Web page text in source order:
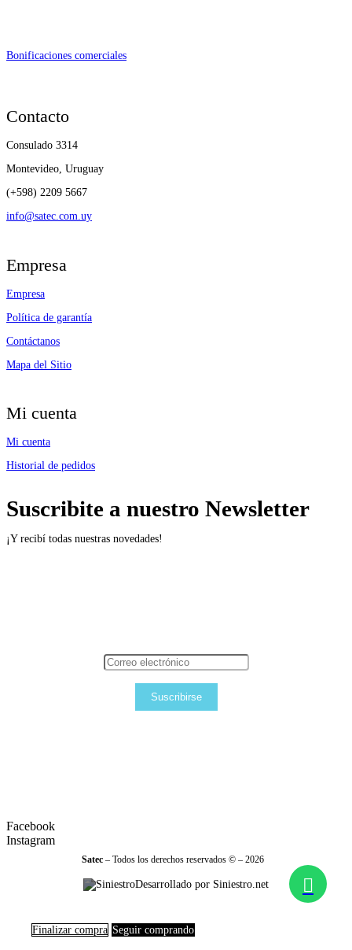
Bonificaciones comerciales
Contacto
Consulado 3314
Montevideo, Uruguay
(+598) 2209 5667
info@satec.com.uy
Empresa
Empresa
Política de garantía
Contáctanos
Mapa del Sitio
Mi cuenta
Mi cuenta
Historial de pedidos
Suscribite a nuestro Newsletter
¡Y recibí todas nuestras novedades!
Suscribirse
Facebook
Instagram
Satec – Todos los derechos reservados © – 2026
Desarrollado por Siniestro.net
Finalizar compra Seguir comprando